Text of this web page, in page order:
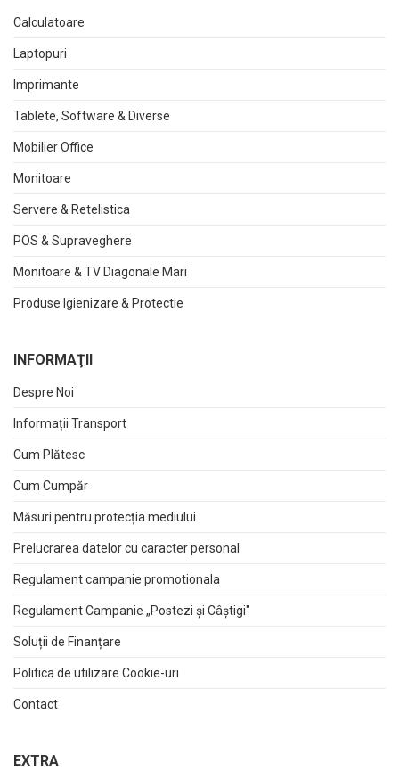
Calculatoare
Laptopuri
Imprimante
Tablete, Software & Diverse
Mobilier Office
Monitoare
Servere & Retelistica
POS & Supraveghere
Monitoare & TV Diagonale Mari
Produse Igienizare & Protectie
INFORMAŢII
Despre Noi
Informații Transport
Cum Plătesc
Cum Cumpăr
Măsuri pentru protecția mediului
Prelucrarea datelor cu caracter personal
Regulament campanie promotionala
Regulament Campanie „Postezi și Câștigi"
Soluții de Finanțare
Politica de utilizare Cookie-uri
Contact
EXTRA